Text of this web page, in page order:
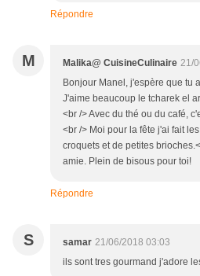
Répondre
M Malika@ CuisineCulinaire 21/
Bonjour Manel, j'espère que tu
J'aime beaucoup le tcharek el
<br /> Avec du thé ou du café,
<br /> Moi pour la fête j'ai fait
croquets et de petites
amie. Plein de bisous pour toi!
Répondre
S samar 21/06/2018 03:03
ils sont tres gourmand j'adore